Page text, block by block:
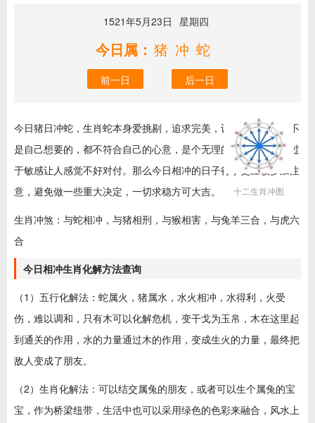
1521年5月23日 星期四
今日属： 猪冲蛇
前一日 后一日
十二生肖冲图
今日猪日冲蛇，生肖蛇本身爱挑剔，追求完美，认为所有的，都不
是自己想要的，都不符合自己的心意，是个无理的完美主义者，过
于敏感让人感觉不好对付。那么今日相冲的日子行事更应该多加注
意，避免做一些重大决定，一切求稳方可大吉。
生肖冲煞：与蛇相冲，与猪相刑，与猴相害，与兔羊三合，与虎六
合
今日相冲生肖化解方法查询
（1）五行化解法：蛇属火，猪属水，水火相冲，水得利，火受
伤，难以调和，只有木可以化解危机，变干戈为玉帛，木在这里起
到通关的作用，水的力量通过木的作用，变成生火的力量，最终把
敌人变成了朋友。
（2）生肖化解法：可以结交属兔的朋友，或者可以生个属兔的宝
宝，作为桥梁纽带，生活中也可以采用绿色的色彩来融合，风水上